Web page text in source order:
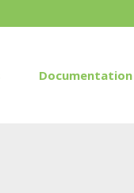
Documentation